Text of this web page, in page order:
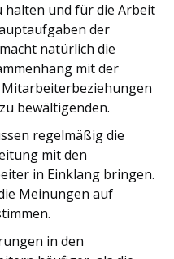
halten und für die Arbeit
der
natürlich die
mit der
bewältigenden.
regelmäßig die
mit den
in Einklang bringen.
Meinungen auf
in den